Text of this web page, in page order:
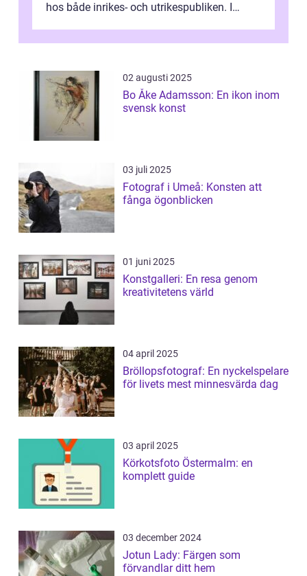
hos både inrikes- och utrikespubliken. I
02 augusti 2025
Bo Åke Adamsson: En ikon inom
svensk konst
03 juli 2025
Fotograf i Umeå: Konsten att
fånga ögonblicken
01 juni 2025
Konstgalleri: En resa genom
kreativitetens värld
04 april 2025
Bröllopsfotograf: En nyckelspelare
för livets mest minnesvärda dag
03 april 2025
Körkotsfoto Östermalm: en
komplett guide
03 december 2024
Jotun Lady: Färgen som
förvandlar ditt hem